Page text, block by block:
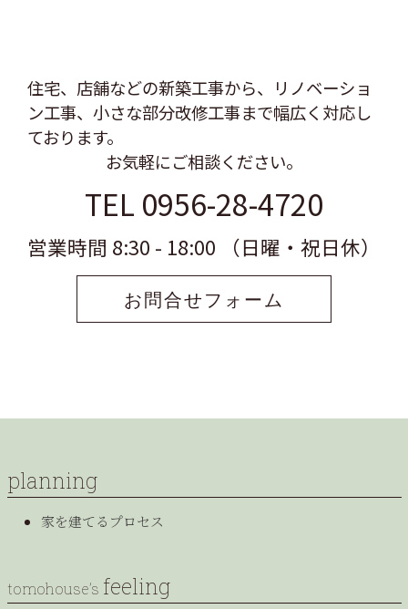
住宅、店舗などの新築工事から、リノベーショ
ン工事、 小さな部分改修工事まで幅広く対応し
ております。
お気軽にご相談ください。
TEL 0956-28-4720
営業時間 8:30 - 18:00 （日曜・祝日休）
お問合せフォーム
planning
家を建てるプロセス
tomohouse’s feeling